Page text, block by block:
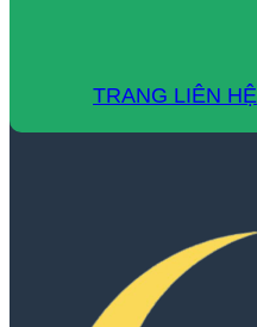
TRANG LIÊN HỆ